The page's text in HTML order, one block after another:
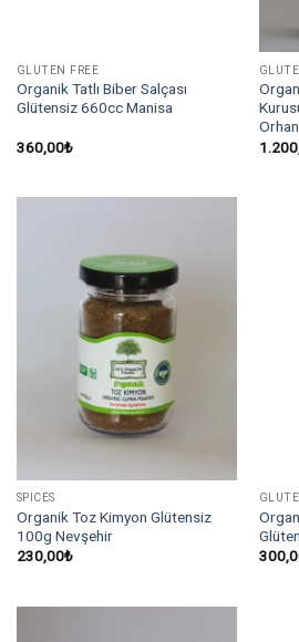
GLUTEN FREE
Organik Tatlı Biber Salçası
Glütensiz 660cc Manisa
360,00₺
SPICES
Organik Toz Kimyon Glütensiz
100g Nevşehir
230,00₺